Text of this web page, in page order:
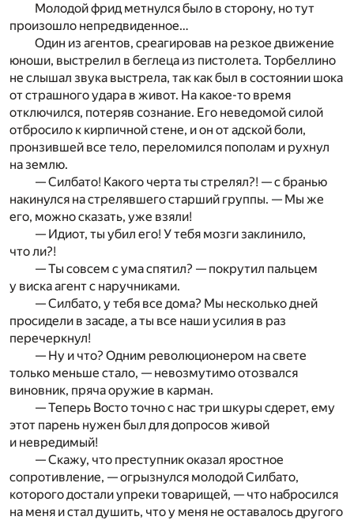
Молодой фрид метнулся было в сторону, но тут
произошло непредвиденное…
Один из агентов, среагировав на резкое движение
юноши, выстрелил в беглеца из пистолета. Торбеллино
не слышал звука выстрела, так как был в состоянии шока
от страшного удара в живот. На какое-то время
отключился, потеряв сознание. Его неведомой силой
отбросило к кирпичной стене, и он от адской боли,
пронзившей все тело, переломился пополам и рухнул
на землю.
— Силбато! Какого черта ты стрелял?! — с бранью
накинулся на стрелявшего старший группы. — Мы же
его, можно сказать, уже взяли!
— Идиот, ты убил его! У тебя мозги заклинило,
что ли?!
— Ты совсем с ума спятил? — покрутил пальцем
у виска агент с наручниками.
— Силбато, у тебя все дома? Мы несколько дней
просидели в засаде, а ты все наши усилия в раз
перечеркнул!
— Ну и что? Одним революционером на свете
только меньше стало, — невозмутимо отозвался
виновник, пряча оружие в карман.
— Теперь Восто точно с нас три шкуры сдерет, ему
этот парень нужен был для допросов живой
и невредимый!
— Скажу, что преступник оказал яростное
сопротивление, — огрызнулся молодой Силбато,
которого достали упреки товарищей, — что набросился
на меня и стал душить, что у меня не оставалось другого